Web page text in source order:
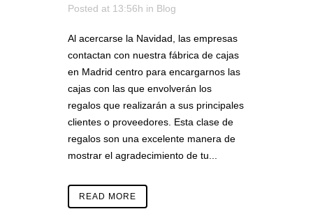
Posted at 13:56h in Blog
Al acercarse la Navidad, las empresas
contactan con nuestra fábrica de cajas
en Madrid centro para encargarnos las
cajas con las que envolverán los
regalos que realizarán a sus principales
clientes o proveedores. Esta clase de
regalos son una excelente manera de
mostrar el agradecimiento de tu...
READ MORE